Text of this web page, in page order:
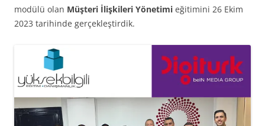
modülü olan Müşteri İlişkileri Yönetimi eğitimini 26 Ekim
2023 tarihinde gerçekleştirdik.